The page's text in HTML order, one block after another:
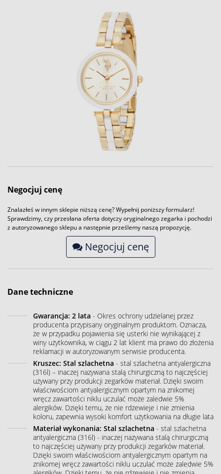
Negocjuj cenę
Znalazłeś w innym sklepie niższą cenę? Wypełnij poniższy formularz!
Sprawdzimy, czy przesłana oferta dotyczy oryginalnego zegarka i pochodzi
z autoryzowanego sklepu a następnie prześlemy naszą propozycję.
Negocjuj cenę
Dane techniczne
Gwarancja: 2 lata - Okres ochrony udzielanej przez
producenta przypisany oryginalnym produktom. Oznacza,
że w przypadku pojawienia się usterki nie wynikającej z
winy użytkownika, w ciągu 2 lat klient ma prawo do złożenia
reklamacji w autoryzowanym serwisie producenta.
Kruszec: Stal szlachetna - stal szlachetna antyalergiczna
(316l) – inaczej nazywana stalą chirurgiczną to najczęściej
używany przy produkcji zegarków materiał. Dzięki swoim
właściwościom antyalergicznym opartym na znikomej
wręcz zawartości niklu uczulać może zaledwie 5%
alergików. Dzięki temu, że nie rdzewieje i nie zmienia
koloru, zapewnia wysoki komfort użytkowania na długie lata
Materiał wykonania: Stal szlachetna - stal szlachetna
antyalergiczna (316l) - inaczej nazywana stalą chirurgiczną
to najczęściej używany przy produkcji zegarków materiał.
Dzięki swoim właściwościom antyalergicznym opartym na
znikomej wręcz zawartości niklu uczulać może zaledwie 5%